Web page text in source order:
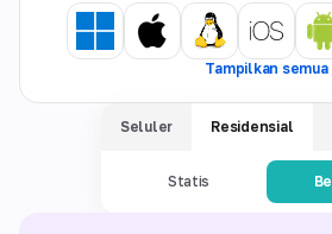
Tampilkan semua
Seluler Residensial
Statis